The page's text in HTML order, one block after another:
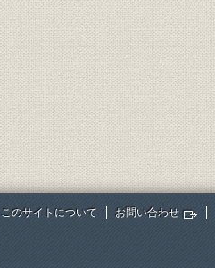
このサイトについて お問い合わせ